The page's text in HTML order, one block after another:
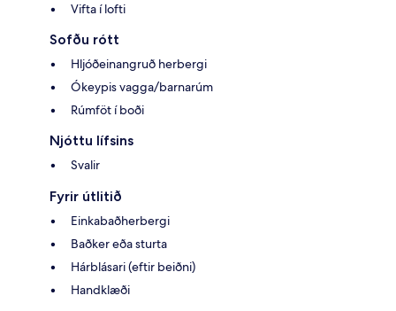
Vifta í lofti
Sofðu rótt
Hljóðeinangruð herbergi
Ókeypis vagga/barnarúm
Rúmföt í boði
Njóttu lífsins
Svalir
Fyrir útlitið
Einkabaðherbergi
Baðker eða sturta
Hárblásari (eftir beiðni)
Handklæði